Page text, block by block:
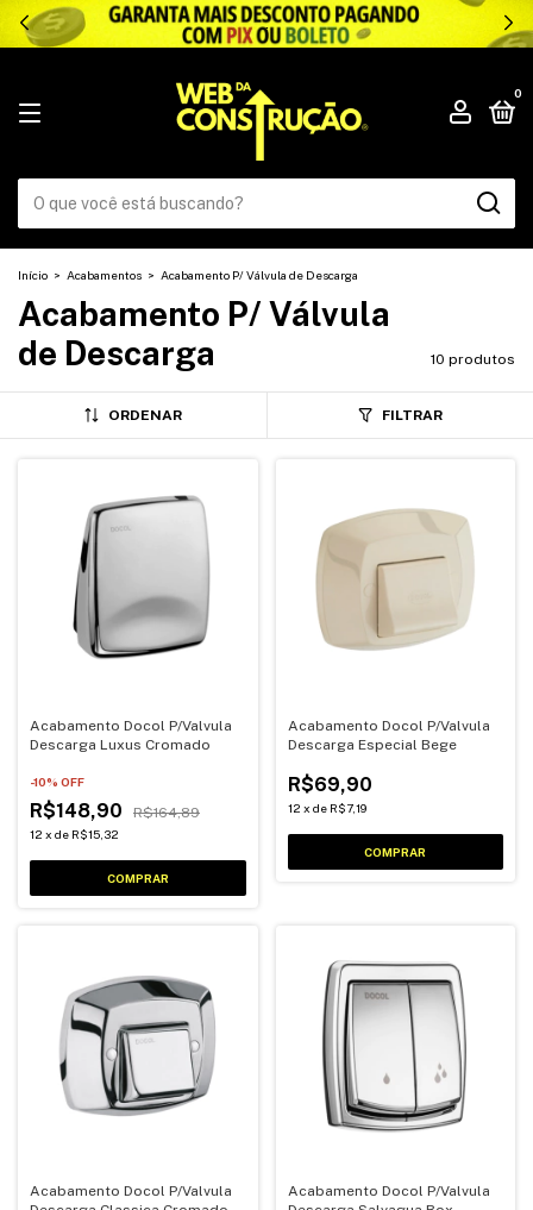
.
0
Início > Acabamentos > Acabamento P/ Válvula de Descarga
Acabamento P/ Válvula
de Descarga
10 produtos
ORDENAR FILTRAR
Acabamento Docol P/Valvula
Descarga Luxus Cromado
-10% OFF
R$148,90 R$164,89
12 x de R$15,32
Acabamento Docol P/Valvula
Descarga Especial Bege
R$69,90
12 x de R$7,19
Acabamento Docol P/Valvula
Acabamento Docol P/Valvula